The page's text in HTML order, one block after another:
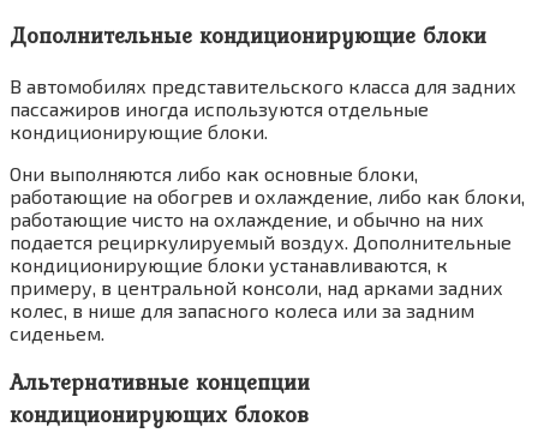
Дополнительные кондиционирующие блоки
В автомобилях представительского класса для задних
пассажиров иногда использу­ются отдельные
кондиционирующие блоки.
Они выполняются либо как основные блоки,
работающие на обогрев и охлаждение, либо как блоки,
работающие чисто на охлаждение, и обычно на них
подается рециркулируемый воздух. Дополнительные
кондиционирующие блоки устанавливаются, к
примеру, в централь­ной консоли, над арками задних
колес, в нише для запасного колеса или за задним
сиденьем.
Альтернативные концепции
кондиционирующих блоков